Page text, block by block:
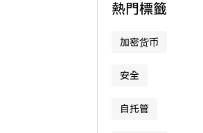
熱門標籤
加密货币
安全
自托管